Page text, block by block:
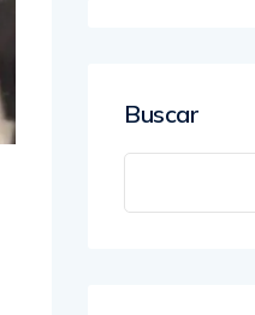
Buscar